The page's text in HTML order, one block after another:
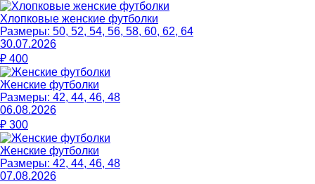
Хлопковые женские футболки
Размеры: 50, 52, 54, 56, 58, 60, 62, 64
30.07.2026
₽ 400
Женские футболки
Размеры: 42, 44, 46, 48
06.08.2026
₽ 300
Женские футболки
Размеры: 42, 44, 46, 48
07.08.2026